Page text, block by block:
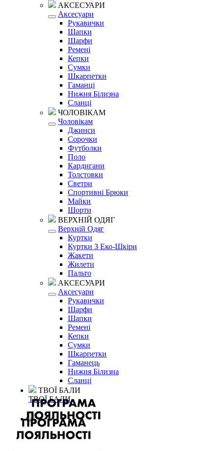
АКСЕСУАРИ
Аксесуари
Рукавички
Шапки
Шарфи
Ремені
Кепки
Сумки
Шкарпетки
Гаманці
Нижня Білизна
Сланці
ЧОЛОВІКАМ
Чоловікам
Джинси
Сорочки
Футболки
Поло
Кардигани
Толстовки
Светри
Спортивні Брюки
Майки
Шорти
ВЕРХНІЙ ОДЯГ
Верхній Одяг
Куртки
Куртки З Еко-Шкіри
Жакети
Жилети
Пальто
АКСЕСУАРИ
Аксесуари
Рукавички
Шарфи
Шапки
Ремені
Кепки
Сумки
Шкарпетки
Гаманець
Нижня Білизна
Сланці
ТВОЇ БАЛИ
ТВОЇ БАЛИ